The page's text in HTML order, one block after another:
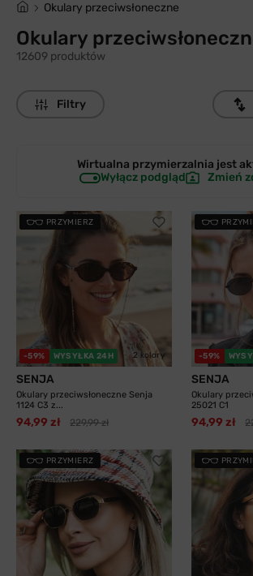
Okulary przeciwsłoneczne
Okulary
12609 produktów
Filtry
Wirtualna przymierzalnia jest
Wyłącz podgląd
Zmień
PRZYMIERZ
-59% WYSYŁKA 24H 2 kolory
SENJA
Okulary przeciwsłoneczne Senja
1124 C3 z...
94,99 zł 229,99 zł
-59%
SENJA
Okulary
25021 C1
94,99 zł
PRZYMIERZ